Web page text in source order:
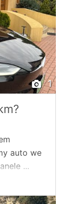
1
auto we
...